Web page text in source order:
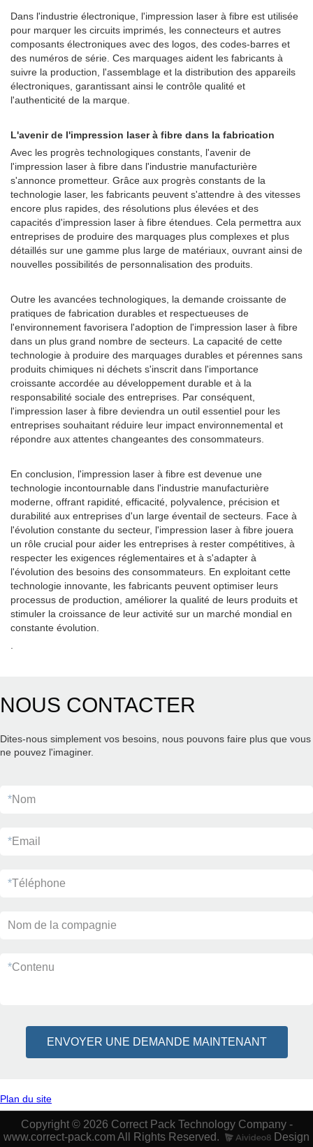
Dans l'industrie électronique, l'impression laser à fibre est utilisée
pour marquer les circuits imprimés, les connecteurs et autres
composants électroniques avec des logos, des codes-barres et
des numéros de série. Ces marquages ​​aident les fabricants à
suivre la production, l'assemblage et la distribution des appareils
électroniques, garantissant ainsi le contrôle qualité et
l'authenticité de la marque.
L'avenir de l'impression laser à fibre dans la fabrication
Avec les progrès technologiques constants, l'avenir de
l'impression laser à fibre dans l'industrie manufacturière
s'annonce prometteur. Grâce aux progrès constants de la
technologie laser, les fabricants peuvent s'attendre à des vitesses
encore plus rapides, des résolutions plus élevées et des
capacités d'impression laser à fibre étendues. Cela permettra aux
entreprises de produire des marquages ​​plus complexes et plus
détaillés sur une gamme plus large de matériaux, ouvrant ainsi de
nouvelles possibilités de personnalisation des produits.
Outre les avancées technologiques, la demande croissante de
pratiques de fabrication durables et respectueuses de
l'environnement favorisera l'adoption de l'impression laser à fibre
dans un plus grand nombre de secteurs. La capacité de cette
technologie à produire des marquages ​​durables et pérennes sans
produits chimiques ni déchets s'inscrit dans l'importance
croissante accordée au développement durable et à la
responsabilité sociale des entreprises. Par conséquent,
l'impression laser à fibre deviendra un outil essentiel pour les
entreprises souhaitant réduire leur impact environnemental et
répondre aux attentes changeantes des consommateurs.
En conclusion, l'impression laser à fibre est devenue une
technologie incontournable dans l'industrie manufacturière
moderne, offrant rapidité, efficacité, polyvalence, précision et
durabilité aux entreprises d'un large éventail de secteurs. Face à
l'évolution constante du secteur, l'impression laser à fibre jouera
un rôle crucial pour aider les entreprises à rester compétitives, à
respecter les exigences réglementaires et à s'adapter à
l'évolution des besoins des consommateurs. En exploitant cette
technologie innovante, les fabricants peuvent optimiser leurs
processus de production, améliorer la qualité de leurs produits et
stimuler la croissance de leur activité sur un marché mondial en
constante évolution.
NOUS CONTACTER
Dites-nous simplement vos besoins, nous pouvons faire plus que vous
ne pouvez l'imaginer.
*Nom
*Email
*Téléphone
Nom de la compagnie
*Contenu
ENVOYER UNE DEMANDE MAINTENANT
Plan du site
Copyright © 2026 Correct Pack Technology Company -
www.correct-pack.com All Rights Reserved.
Design